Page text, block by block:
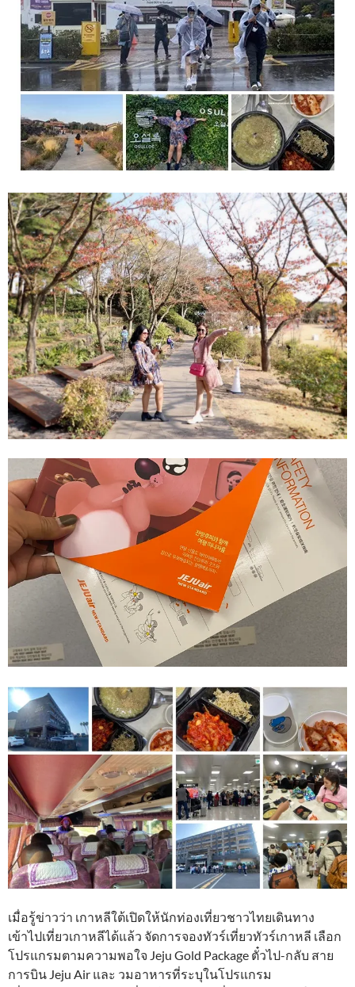
เมื่อรู้ข่าวว่า เกาหลีใต้เปิดให้นักท่องเที่ยวชาวไทยเดินทาง
เข้าไปเที่ยวเกาหลีได้แล้ว จัดการจองทัวร์เที่ยวทัวร์เกาหลี เลือก
โปรแกรมตามความพอใจ Jeju Gold Package ตั๋วไป-กลับ สาย
การบิน Jeju Air และ วมอาหารที่ระบุในโปรแกรม